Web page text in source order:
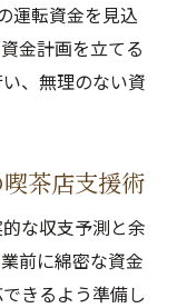
運転資金を見込
金計画を立てる
、無理のない資
茶店支援術
な収支予測と余
前に綿密な資金
きるよう準備し